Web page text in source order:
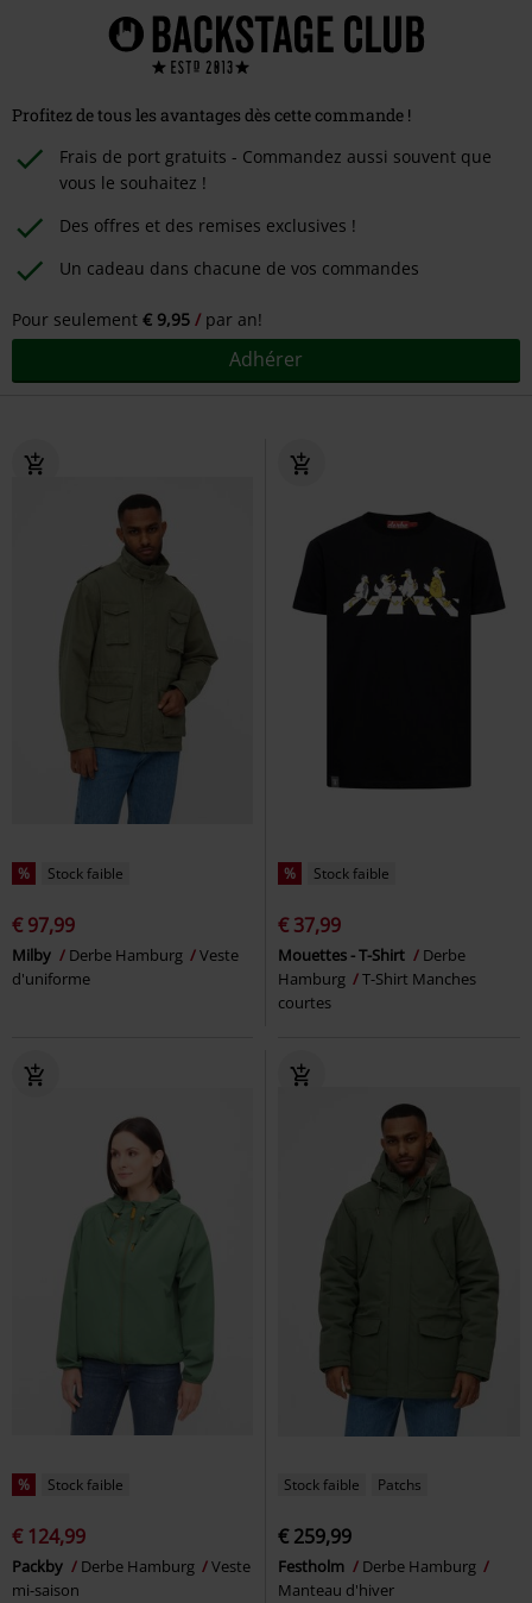
Profitez de tous les avantages dès cette commande !
Frais de port gratuits - Commandez aussi souvent que
vous le souhaitez !
Des offres et des remises exclusives !
Un cadeau dans chacune de vos commandes
Pour seulement € 9,95 par an!
Adhérer
% Stock faible
€ 97,99
Milby Derbe Hamburg
Veste
d'uniforme
% Stock faible
€ 37,99
Mouettes - T-Shirt
Derbe
Hamburg
T-Shirt Manches
courtes
% Stock faible
€ 124,99
Packby Derbe Hamburg
Veste
mi-saison
Stock faible Patchs
€ 259,99
Festholm
Derbe Hamburg
Manteau d'hiver